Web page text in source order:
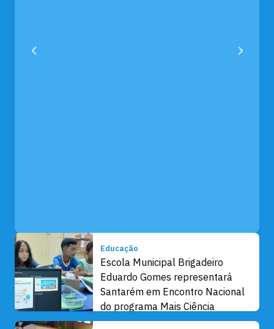
‹ ›
Educação
Escola Municipal Brigadeiro
Eduardo Gomes representará
Santarém em Encontro Nacional
do programa Mais Ciência